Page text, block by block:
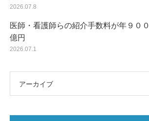
2026.07.8
医師・看護師らの紹介手数料が年９００
億円
2026.07.1
アーカイブ